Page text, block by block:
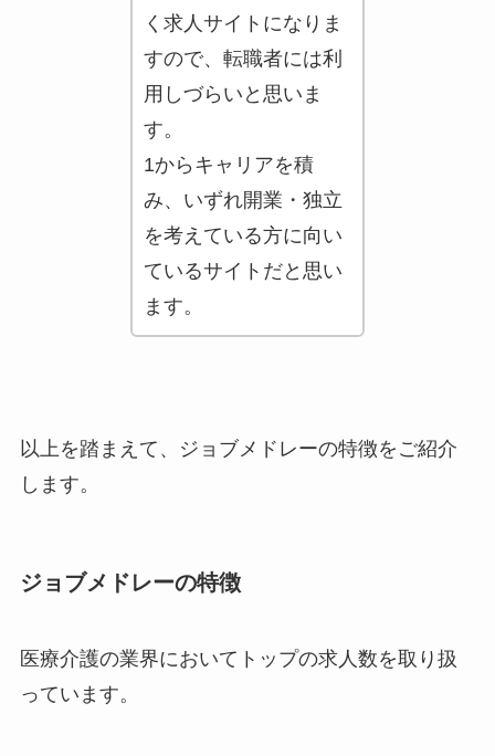
く求人サイトになりま
すので、転職者には利
用しづらいと思いま
す。
1からキャリアを積
み、いずれ開業・独立
を考えている方に向い
ているサイトだと思い
ます。
以上を踏まえて、ジョブメドレーの特徴をご紹介
します。
ジョブメドレーの特徴
医療介護の業界においてトップの求人数を取り扱
っています。